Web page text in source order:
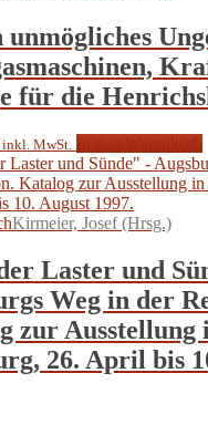
für die
inkl. MwSt.
Kirmeier, Josef (Hrsg.)
Laster und
Weg in der
zur Ausstellung
26. April bis